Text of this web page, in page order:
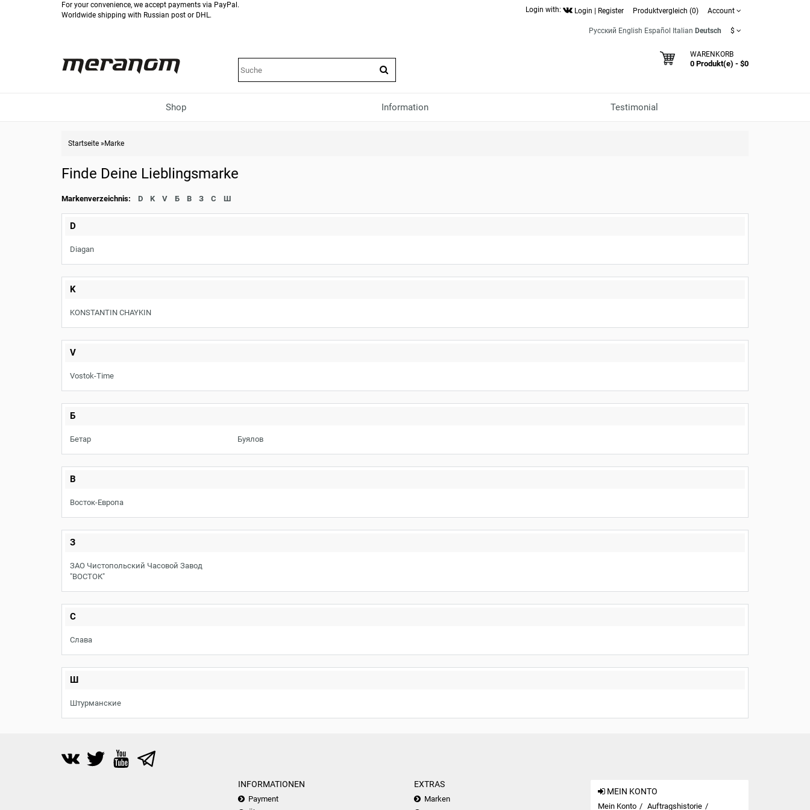
For your convenience, we accept payments via PayPal.
Worldwide shipping with Russian post or DHL.
Login with: Login Register Produktvergleich (0) Account
Русский English Español Italian Deutsch $
WARENKORB
0 Produkt(e) - $0
Shop Information Testimonial
Startseite » Marke
Finde Deine Lieblingsmarke
Markenverzeichnis: D K V Б В З С Ш
D
Diagan
K
KONSTANTIN CHAYKIN
V
Vostok-Time
Б
Бетар Буялов
В
Восток-Европа
З
ЗАО Чистопольский Часовой Завод
"ВОСТОК"
С
Слава
Ш
Штурманские
INFORMATIONEN
Payment
EXTRAS
Marken
MEIN KONTO
Mein Konto Auftragshistorie